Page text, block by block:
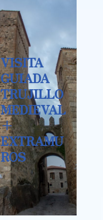
VISITA
GUIADA
TRUJILLO
MEDIEVAL
+
EXTRAMU
ROS